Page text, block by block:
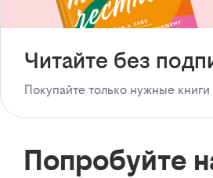
Читайте без
Покупайте только нужные книги
Попробуйте